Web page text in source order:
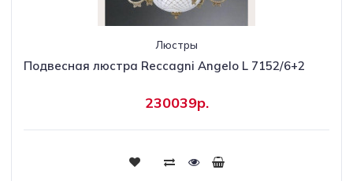
Люстры
Подвесная люстра Reccagni Angelo L 7152/6+2
230039р.